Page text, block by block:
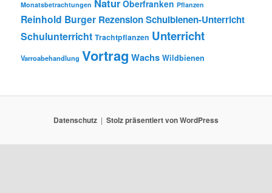
Monatsbetrachtungen Natur Oberfranken Pflanzen
Reinhold Burger RezensionSchulbienen-Unterricht
Schulunterricht Trachtpflanzen Unterricht
Varroabehandlung Vortrag Wachs Wildbienen
Datenschutz Stolz präsentiert von WordPress